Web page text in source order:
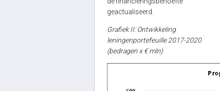
geactualiseerd.
Grafiek II: Ontwikkeling
leningenportefeuille 2017-2020
(bedragen x € mln)